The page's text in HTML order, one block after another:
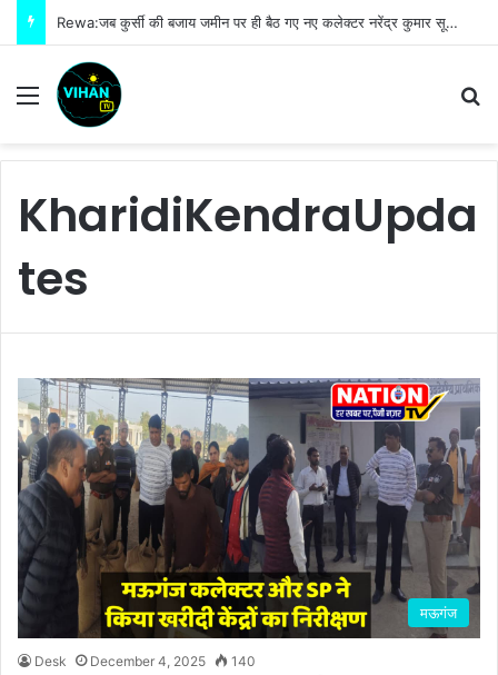
Rewa:जब कुर्सी की बजाय जमीन पर ही बैठ गए नए कलेक्टर नरेंद्र कुमार सूर्यवंशी फिर जो हुआ!
Menu
KharidiKendraUpda
tes
मऊगंज
Desk December 4, 2025 140